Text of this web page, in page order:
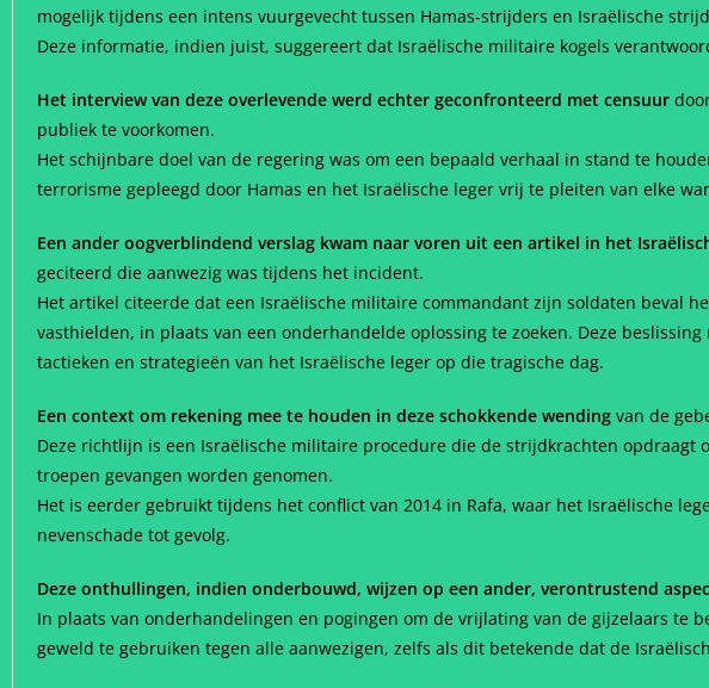
mogelijk tijdens een intens vuurgevecht tussen Hamas-strijders en Israëlische
Deze informatie, indien juist, suggereert dat Israëlische militaire kogels
Het interview van deze overlevende werd echter geconfronteerd met censuur
publiek te voorkomen.
Het schijnbare doel van de regering was om een bepaald verhaal in stand te
terrorisme gepleegd door Hamas en het Israëlische leger vrij te pleiten van elke
Een ander oogverblindend verslag kwam naar voren uit een artikel in het
geciteerd die aanwezig was tijdens het incident.
Het artikel citeerde dat een Israëlische militaire commandant zijn soldaten beval
vasthielden, in plaats van een onderhandelde oplossing te zoeken. Deze
tactieken en strategieën van het Israëlische leger op die tragische dag.
Een context om rekening mee te houden in deze schokkende wending van de
Deze richtlijn is een Israëlische militaire procedure die de strijdkrachten opdraagt
troepen gevangen worden genomen.
Het is eerder gebruikt tijdens het conflict van 2014 in Rafa, waar het Israëlische
nevenschade tot gevolg.
Deze onthullingen, indien onderbouwd, wijzen op een ander, verontrustend
In plaats van onderhandelingen en pogingen om de vrijlating van de gijzelaars te
geweld te gebruiken tegen alle aanwezigen, zelfs als dit betekende dat de